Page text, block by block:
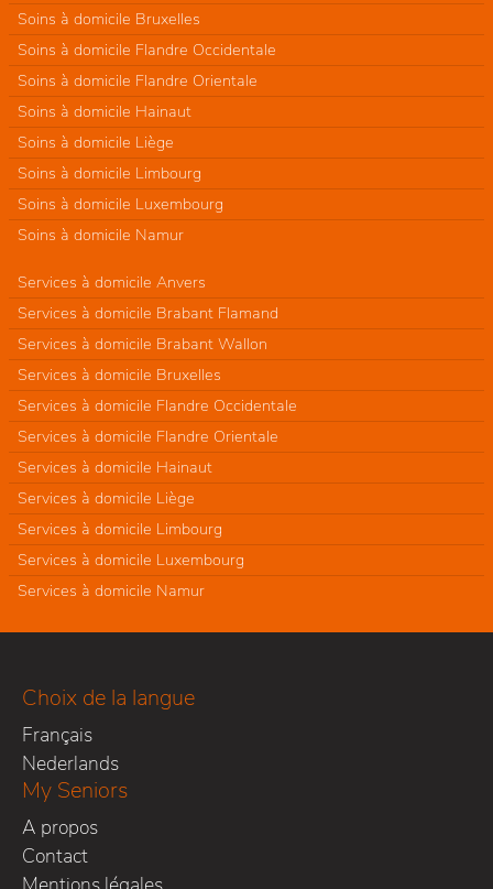
Soins à domicile Bruxelles
Soins à domicile Flandre Occidentale
Soins à domicile Flandre Orientale
Soins à domicile Hainaut
Soins à domicile Liège
Soins à domicile Limbourg
Soins à domicile Luxembourg
Soins à domicile Namur
Services à domicile Anvers
Services à domicile Brabant Flamand
Services à domicile Brabant Wallon
Services à domicile Bruxelles
Services à domicile Flandre Occidentale
Services à domicile Flandre Orientale
Services à domicile Hainaut
Services à domicile Liège
Services à domicile Limbourg
Services à domicile Luxembourg
Services à domicile Namur
Choix de la langue
Français
Nederlands
My Seniors
A propos
Contact